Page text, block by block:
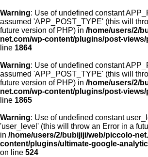
Warning: Use of undefined constant
assumed 'APP_POST_TYPE' (this will
future version of PHP) in /home/users/2/
net.com/wp-content/plugins/post-
line 1864
Warning: Use of undefined constant
assumed 'APP_POST_TYPE' (this will
future version of PHP) in /home/users/2/
net.com/wp-content/plugins/post-
line 1865
Warning: Use of undefined constant
'user_level' (this will throw an Error in a
in /home/users/2/bubijiji/web/piccolo-
content/plugins/ultimate-google-
on line 524